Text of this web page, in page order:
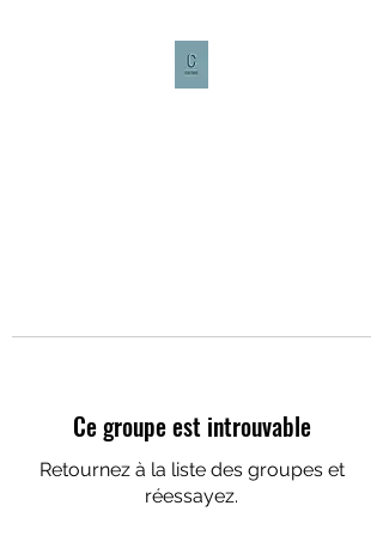
Ce groupe est introuvable
Retournez à la liste des groupes et
réessayez.